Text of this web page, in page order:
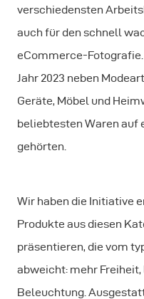
verschiedensten
auch für den schnell
eCommerce-
Jahr 2023 neben
Geräte, Möbel und
beliebtesten Waren
gehörten.
Wir haben die Initiative
Produkte aus diesen
präsentieren, die vom
abweicht: mehr
Beleuchtung.